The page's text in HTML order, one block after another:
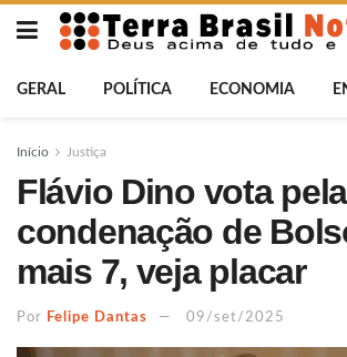
GERAL POLÍTICA ECONOMIA
Início Justiça
Flávio Dino vota pela
condenação de
mais 7, veja placar
Por Felipe Dantas 09/set/2025